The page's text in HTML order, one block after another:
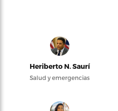
Heriberto N. Saurí
Salud y emergencias